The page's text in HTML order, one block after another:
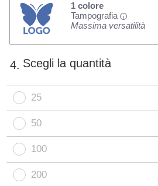
1 colore
Tampografia
i
Massima versatilità
4. Scegli la quantità
25
50
100
200